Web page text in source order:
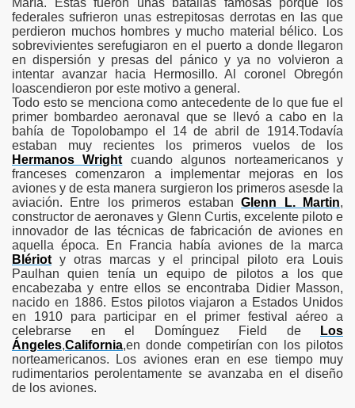
federales sufrieron unas estrepitosas derrotas en las que
perdieron muchos hombres y mucho material bélico. Los
sobrevivientes serefugiaron en el puerto a donde llegaron
en dispersión y presas del pánico y ya no volvieron a
intentar avanzar hacia Hermosillo. Al coronel Obregón
loascendieron por este motivo a general.
Todo esto se menciona como antecedente de lo que fue el
primer bombardeo aeronaval que se llevó a cabo en la
bahía de Topolobampo el 14 de abril de 1914.Todavía
estaban muy recientes los primeros vuelos de los
Hermanos Wright cuando algunos norteamericanos y
franceses comenzaron a implementar mejoras en los
aviones y de esta manera surgieron los primeros asesde la
aviación. Entre los primeros estabanGlenn L. Martin,
constructor de aeronaves y Glenn Curtis, excelente piloto e
innovador de las técnicas de fabricación de aviones en
aquella época. En Francia había aviones de la marca
Blériot y otras marcas y el principal piloto era Louis
Paulhan quien tenía un equipo de pilotos a los que
encabezaba y entre ellos se encontraba Didier Masson,
nacido en 1886. Estos pilotos viajaron a Estados Unidos
en 1910 para participar en el primer festival aéreo a
celebrarse en el Domínguez Field de
Los
Ángeles,California,en donde competirían con los pilotos
norteamericanos. Los aviones eran en ese tiempo muy
rudimentarios perolentamente se avanzaba en el diseño
de los aviones.
Mundo